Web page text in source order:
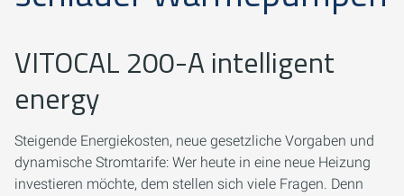
VITOCAL 200-A intelligent
energy
Steigende Energiekosten, neue gesetzliche Vorgaben und
dynamische Stromtarife: Wer heute in eine neue Heizung
investieren möchte, dem stellen sich viele Fragen. Denn